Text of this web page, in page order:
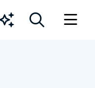
Chatbot